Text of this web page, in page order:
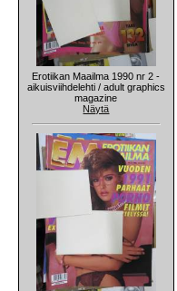
Erotiikan Maailma 1990 nr 2 -
aikuisviihdelehti / adult graphics
magazine
Näytä